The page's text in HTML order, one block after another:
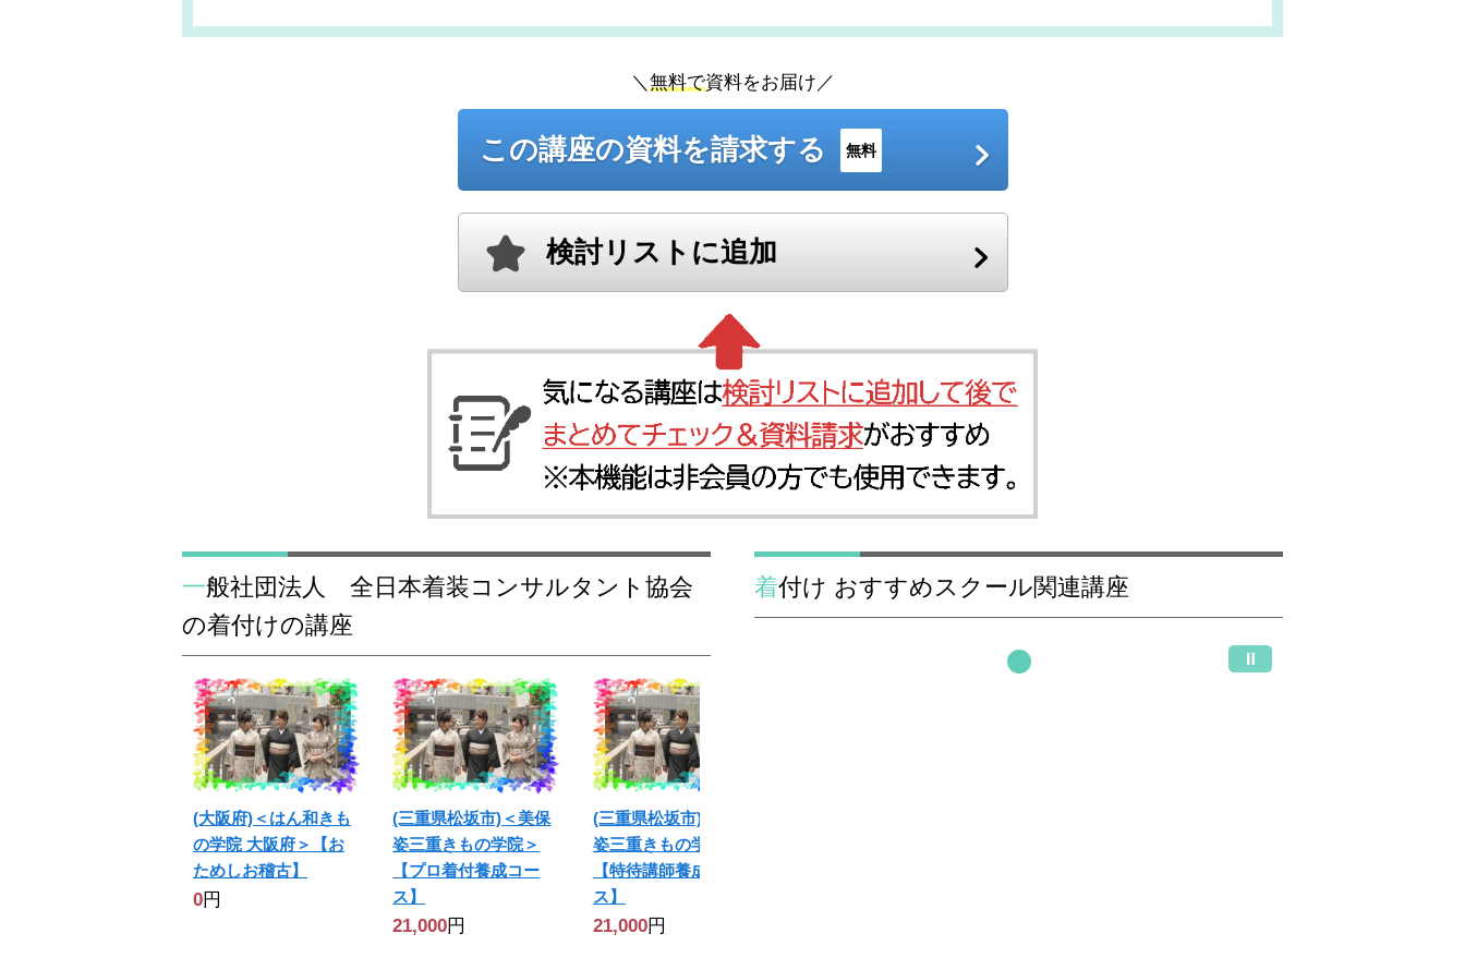
＼ 無料で資料をお届け／
この講座の資料を請求する 無料
検討リストに追加
一般社団法人 全日本着装コンサルタント協会
の着付けの講座
(大阪府)＜はん和きも
の学院 大阪府＞【お
ためしお稽古】
0円
(三重県松坂市)＜美保
姿三重きもの学院＞
【プロ着付養成コー
ス】
21,000円
(三重県松坂市)＜美保
姿三重きもの学院＞
【特待講師養成コー
ス】
21,000円
着付け おすすめスクール関連講座